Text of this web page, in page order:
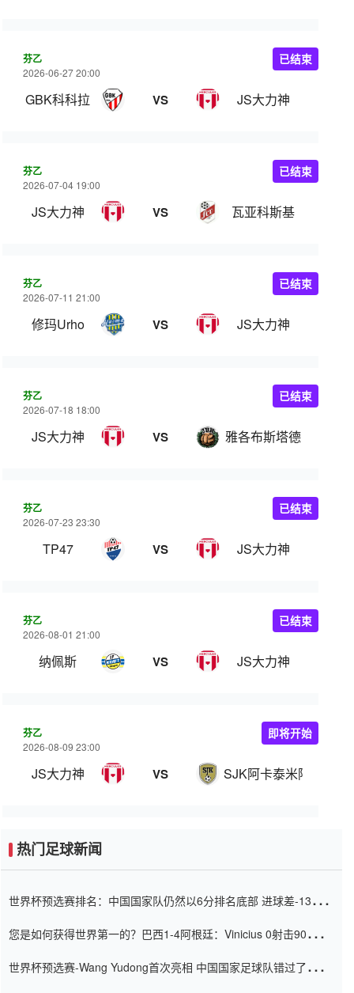
芬乙
2026-06-27 20:00
GBK科科拉 VS JS大力神
已结束
芬乙
2026-07-04 19:00
JS大力神 VS 瓦亚科斯基
已结束
芬乙
2026-07-11 21:00
修玛Urho VS JS大力神
已结束
芬乙
2026-07-18 18:00
JS大力神 VS 雅各布斯塔德
已结束
芬乙
2026-07-23 23:30
TP47 VS JS大力神
已结束
芬乙
2026-08-01 21:00
纳佩斯 VS JS大力神
已结束
芬乙
2026-08-09 23:00
JS大力神 VS SJK阿卡泰米阿B队
即将开始
热门足球新闻
世界杯预选赛排名：中国国家队仍然以6分排名底部 进球差-13令人
您是如何获得世界第一的？巴西1-4阿根廷：Vinicius 0射击90分钟
世界杯预选赛-Wang Yudong首次亮相 中国国家足球队错过了世界